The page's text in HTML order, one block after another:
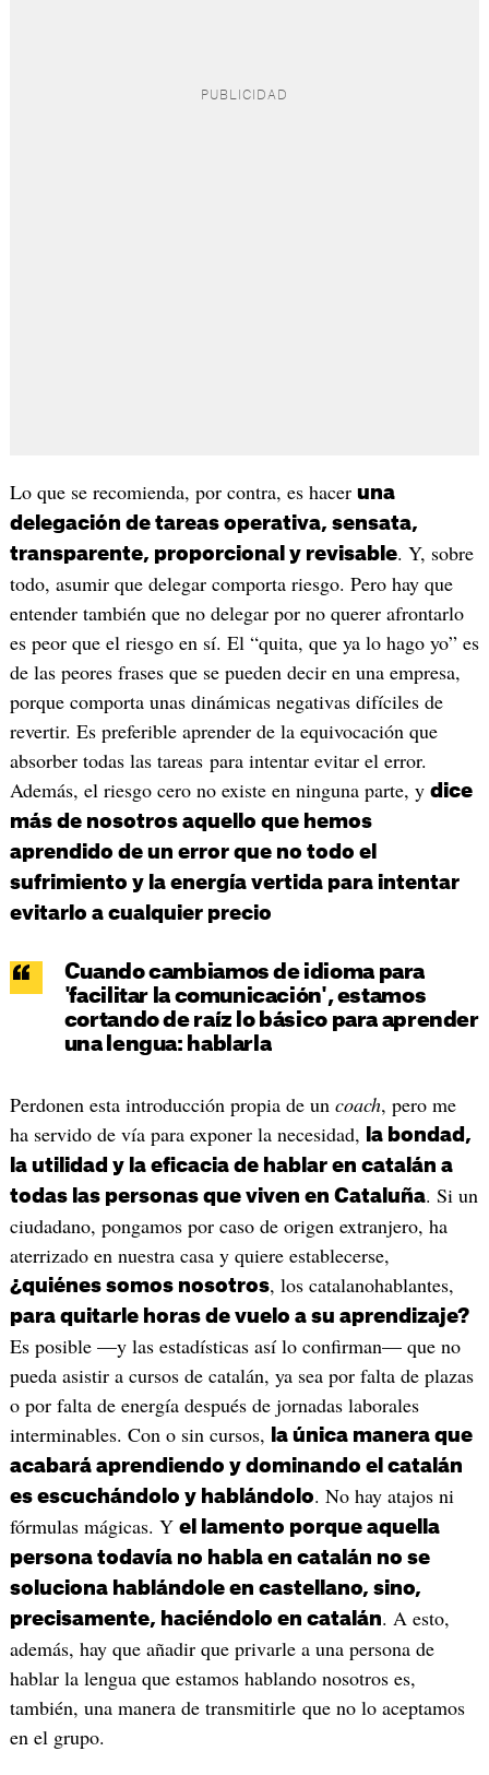
Lo que se recomienda, por contra, es hacer una
delegación de tareas operativa, sensata,
transparente, proporcional y revisable. Y, sobre
todo, asumir que delegar comporta riesgo. Pero hay que
entender también que no delegar por no querer afrontarlo
es peor que el riesgo en sí. El “quita, que ya lo hago yo” es
de las peores frases que se pueden decir en una empresa,
porque comporta unas dinámicas negativas difíciles de
revertir. Es preferible aprender de la equivocación que
absorber todas las tareas para intentar evitar el error.
Además, el riesgo cero no existe en ninguna parte, y dice
más de nosotros aquello que hemos
aprendido de un error que no todo el
sufrimiento y la energía vertida para intentar
evitarlo a cualquier precio
Cuando cambiamos de idioma para
'facilitar la comunicación', estamos
cortando de raíz lo básico para aprender
una lengua: hablarla
Perdonen esta introducción propia de un coach, pero me
ha servido de vía para exponer la necesidad,
la bondad,
la utilidad y la eficacia de hablar en catalán a
todas las personas que viven en Cataluña. Si un
ciudadano, pongamos por caso de origen extranjero, ha
aterrizado en nuestra casa y quiere establecerse,
¿quiénes somos nosotros, los catalanohablantes,
para quitarle horas de vuelo a su aprendizaje?
Es posible —y las estadísticas así lo confirman— que no
pueda asistir a cursos de catalán, ya sea por falta de plazas
o por falta de energía después de jornadas laborales
interminables. Con o sin cursos,
la única manera que
acabará aprendiendo y dominando el catalán
es escuchándolo y hablándolo. No hay atajos ni
fórmulas mágicas. Y el lamento porque aquella
persona todavía no habla en catalán no se
soluciona hablándole en castellano, sino,
precisamente, haciéndolo en catalán. A esto,
además, hay que añadir que privarle a una persona de
hablar la lengua que estamos hablando nosotros es,
también, una manera de transmitirle que no lo aceptamos
en el grupo.